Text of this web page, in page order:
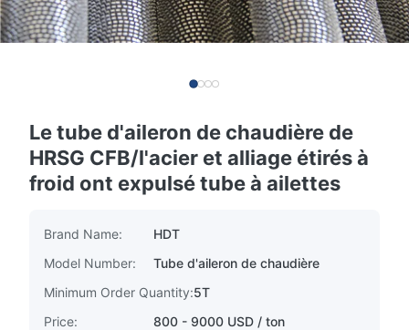
Le tube d'aileron de chaudière de
HRSG CFB/l'acier et alliage étirés à
froid ont expulsé tube à ailettes
Brand Name:
HDT
Model Number:
Tube d'aileron de chaudière
Minimum Order Quantity:5T
Price:
800 - 9000 USD / ton